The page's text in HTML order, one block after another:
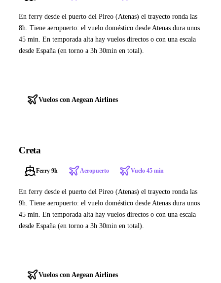
En ferry desde el puerto del Pireo (Atenas) el trayecto ronda las
8h. Tiene aeropuerto: el vuelo doméstico desde Atenas dura unos
45 min. En temporada alta hay vuelos directos o con una escala
desde España (en torno a 3h 30min en total).
Vuelos con Aegean Airlines
Creta
Ferry 9h Aeropuerto Vuelo 45 min
En ferry desde el puerto del Pireo (Atenas) el trayecto ronda las
9h. Tiene aeropuerto: el vuelo doméstico desde Atenas dura unos
45 min. En temporada alta hay vuelos directos o con una escala
desde España (en torno a 3h 30min en total).
Vuelos con Aegean Airlines